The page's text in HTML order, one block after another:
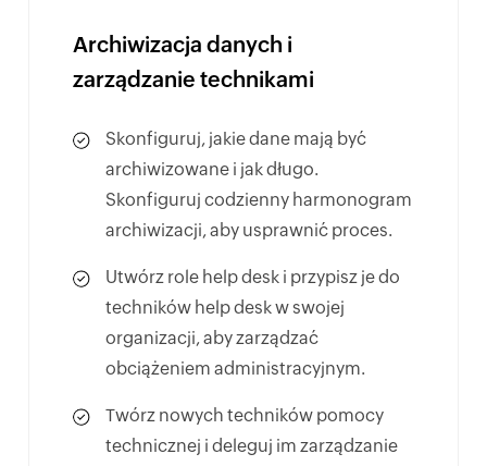
Archiwizacja danych i
zarządzanie technikami
Skonfiguruj, jakie dane mają być
archiwizowane i jak długo.
Skonfiguruj codzienny harmonogram
archiwizacji, aby usprawnić proces.
Utwórz role help desk i przypisz je do
techników help desk w swojej
organizacji, aby zarządzać
obciążeniem administracyjnym.
Twórz nowych techników pomocy
technicznej i deleguj im zarządzanie